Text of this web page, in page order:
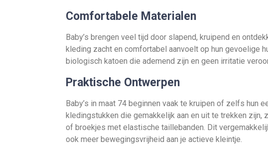
Comfortabele Materialen
Baby’s brengen veel tijd door slapend, kruipend en
kleding zacht en comfortabel aanvoelt op hun gevoelige
biologisch katoen die ademend zijn en geen irritatie
Praktische Ontwerpen
Baby’s in maat 74 beginnen vaak te kruipen of zelfs hun
kledingstukken die gemakkelijk aan en uit te trekken
of broekjes met elastische taillebanden. Dit
ook meer bewegingsvrijheid aan je actieve kleintje.